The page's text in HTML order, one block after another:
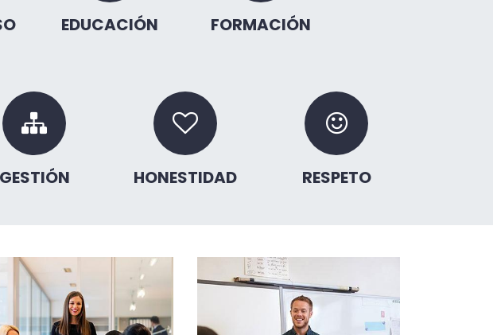
EDUCACIÓN FORMACIÓN
GESTIÓN HONESTIDAD RESPETO